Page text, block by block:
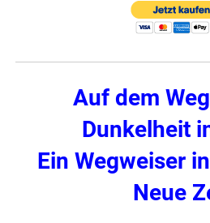
Auf dem
Dunkelheit
Ein Wegweiser
Neue